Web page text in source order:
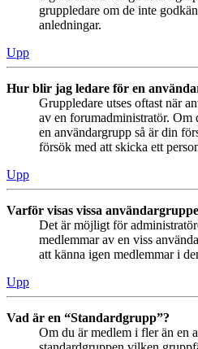
gruppledare om de inte
anledningar.
Upp
Hur blir jag ledare för en
Gruppledare utses oftast när
av en forumadministratör. Om
en användargrupp så är din
försök med att skicka ett
Upp
Varför visas vissa
Det är möjligt för
medlemmar av en viss
att känna igen medlemmar i
Upp
Vad är en “Standardgrupp”?
Om du är medlem i fler än en